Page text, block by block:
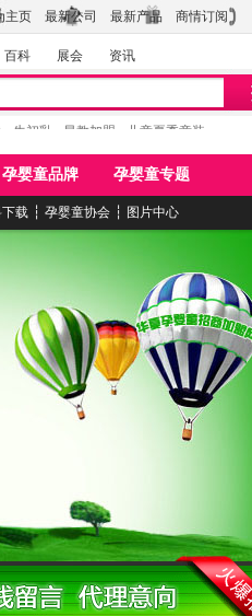
主页 最新公司 最新产品 商情订阅
百科 展会 资讯
牛初乳 早教加盟 儿童夏季童装
孕婴童品牌 孕婴童专题
下载 ┆ 孕婴童协会 ┆ 图片中心